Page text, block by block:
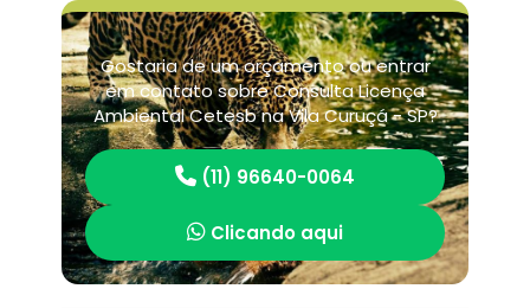
Gostaria de um orçamento ou entrar
em contato sobre Consulta Licença
Ambiental Cetesb na Vila Curuçá - SP?
(11) 96640-0064
Clicando aqui